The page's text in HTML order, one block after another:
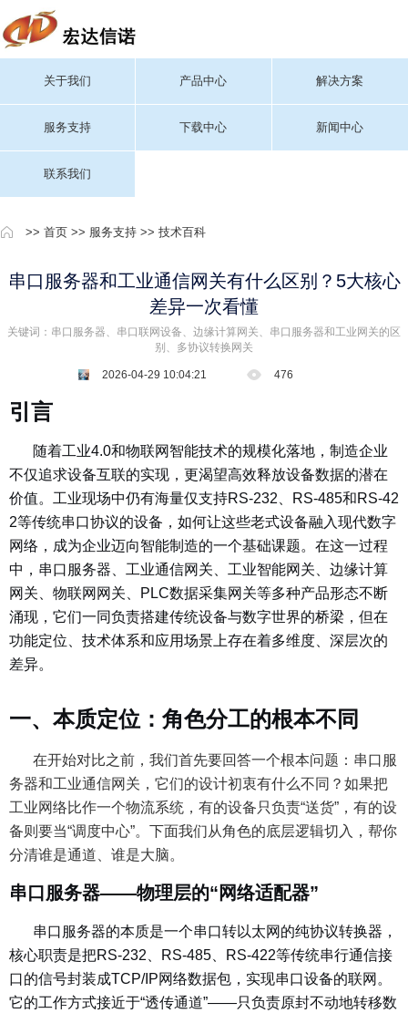
关于我们 产品中心 解决方案
服务支持 下载中心 新闻中心
联系我们
>> 首页 >> 服务支持 >> 技术百科
串口服务器和工业通信网关有什么区别？5大核心
差异一次看懂
关键词：串口服务器、串口联网设备、边缘计算网关、串口服务器和工业网关的区
别、多协议转换网关
2026-04-29 10:04:21 476
引言
随着工业4.0和物联网智能技术的规模化落地，制造企业
不仅追求设备互联的实现，更渴望高效释放设备数据的潜在
价值。工业现场中仍有海量仅支持RS-232、RS-485和RS-42
2等传统串口协议的设备，如何让这些老式设备融入现代数字
网络，成为企业迈向智能制造的一个基础课题。在这一过程
中，串口服务器、工业通信网关、工业智能网关、边缘计算
网关、物联网网关、PLC数据采集网关等多种产品形态不断
涌现，它们一同负责搭建传统设备与数字世界的桥梁，但在
功能定位、技术体系和应用场景上存在着多维度、深层次的
差异。
一、本质定位：角色分工的根本不同
在开始对比之前，我们首先要回答一个根本问题：串口服
务器和工业通信网关，它们的设计初衷有什么不同？如果把
工业网络比作一个物流系统，有的设备只负责“送货”，有的设
备则要当“调度中心”。下面我们从角色的底层逻辑切入，帮你
分清谁是通道、谁是大脑。
串口服务器——物理层的“网络适配器”
串口服务器的本质是一个串口转以太网的纯协议转换器，
核心职责是把RS-232、RS-485、RS-422等传统串行通信接
口的信号封装成TCP/IP网络数据包，实现串口设备的联网。
它的工作方式接近于“透传通道”——只负责原封不动地转移数